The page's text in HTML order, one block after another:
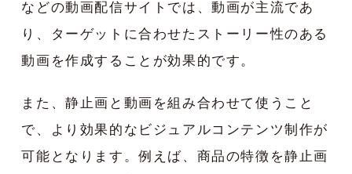
などの動画配信サイトでは、動画が主流であ
り、ターゲットに合わせたストーリー性のある
動画を作成することが効果的です。
また、静止画と動画を組み合わせて使うこと
で、より効果的なビジュアルコンテンツ制作が
可能となります。例えば、商品の特徴を静止画